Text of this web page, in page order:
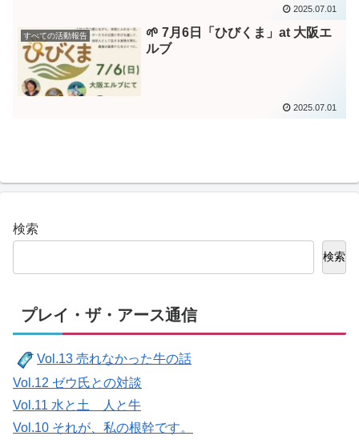
2025.07.01
すべての活動報告
🌱 7月6日「ひびくま」at 大阪エ
ルブ
2025.07.01
検索
検索
プレイ・ザ・アース通信
Vol.13 売れなかった牛の話
Vol.12 ゼウ氏との対談
Vol.11 水と土 人と牛
Vol.10 それが、私の根幹です。